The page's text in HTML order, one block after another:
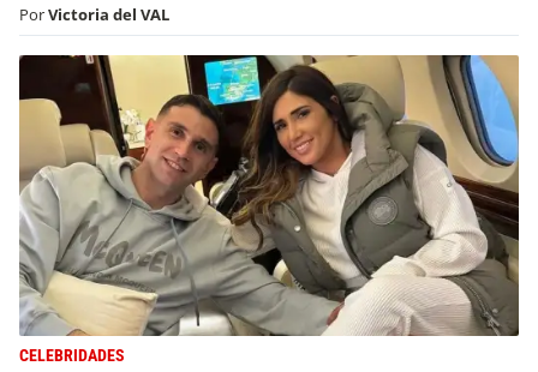
PorVictoria del VAL
CELEBRIDADES